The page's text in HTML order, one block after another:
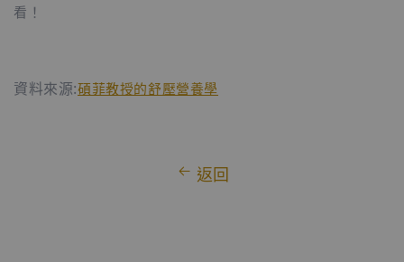
看！
資料來源:碩菲教授的舒壓營養學
返回